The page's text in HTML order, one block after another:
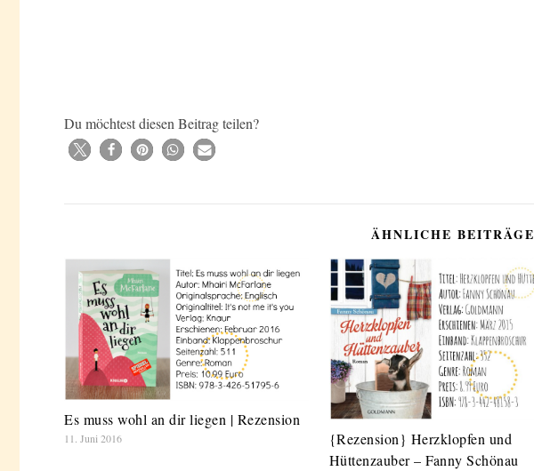
Du möchtest diesen Beitrag teilen?
ÄHNLICHE BEITRÄGE
Es muss wohl an dir liegen | Rezension
11. Juni 2016
{Rezension} Herzklopfen und
Hüttenzauber – Fanny Schönau